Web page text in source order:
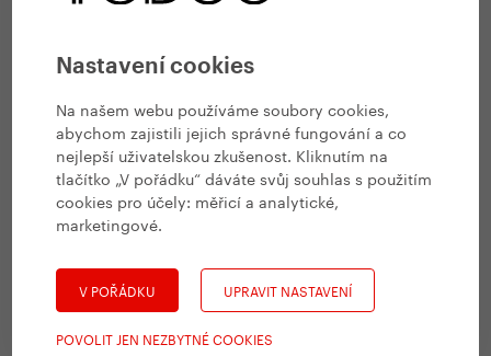
Nastavení cookies
Na našem webu používáme soubory cookies,
abychom zajistili jejich správné fungování a co
nejlepší uživatelskou zkušenost. Kliknutím na
tlačítko „V pořádku“ dáváte svůj souhlas s použitím
cookies pro účely: měřicí a analytické,
marketingové.
V POŘÁDKU UPRAVIT NASTAVENÍ
POVOLIT JEN NEZBYTNÉ COOKIES
Zjistit víc
Technika jízdy